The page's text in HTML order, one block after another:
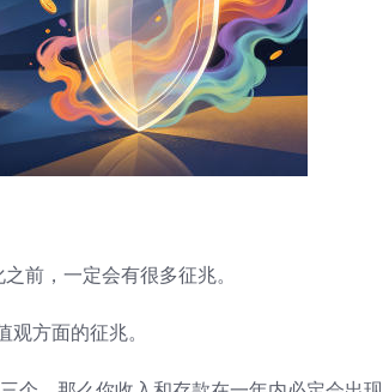
前，一定会有很多征兆。
方面的征兆。